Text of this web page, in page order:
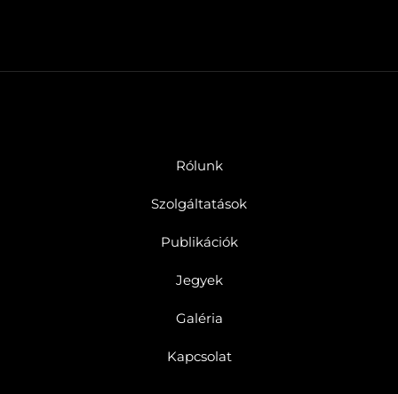
Rólunk
Szolgáltatások
Publikációk
Jegyek
Galéria
Kapcsolat